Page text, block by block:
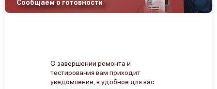
Сообщаем о готовности
О завершении ремонта и
тестирования вам приходит
уведомление, в удобное для вас